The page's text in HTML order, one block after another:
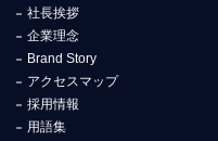
社長挨拶
企業理念
Brand Story
アクセスマップ
採用情報
用語集